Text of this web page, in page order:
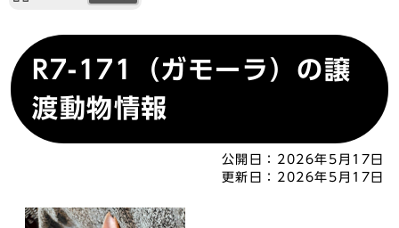
R7-171（ガモーラ）の譲
渡動物情報
公開日： 2026年5月17日
更新日： 2026年5月17日